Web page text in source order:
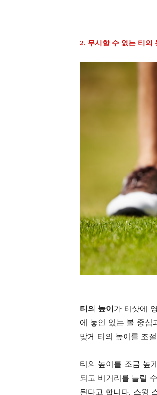
2. 무시할 수 없는 티의
티의 높이 가 티샷에
에 놓인 있는 볼 중심
맞게 티의 높이를 조
티의 높이를 조금 높
되고 비거리를 늘릴
된다고 합니다. 스윙